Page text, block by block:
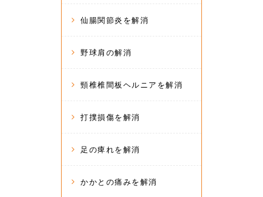
仙腸関節炎を解消
野球肩の解消
頸椎椎間板ヘルニアを解消
打撲損傷を解消
足の痺れを解消
かかとの痛みを解消